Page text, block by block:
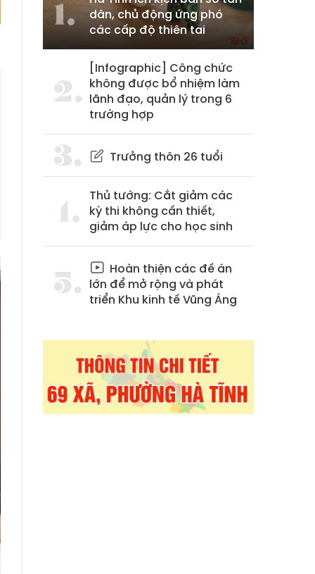
dân, chủ động ứng phó
các cấp độ thiên tai
[Infographic] Công chức
không được bổ nhiệm làm
lãnh đạo, quản lý trong 6
trường hợp
Trưởng thôn 26 tuổi
Thủ tướng: Cắt giảm các
kỳ thi không cần thiết,
giảm áp lực cho học sinh
Hoàn thiện các đề án
lớn để mở rộng và phát
triển Khu kinh tế Vũng Áng